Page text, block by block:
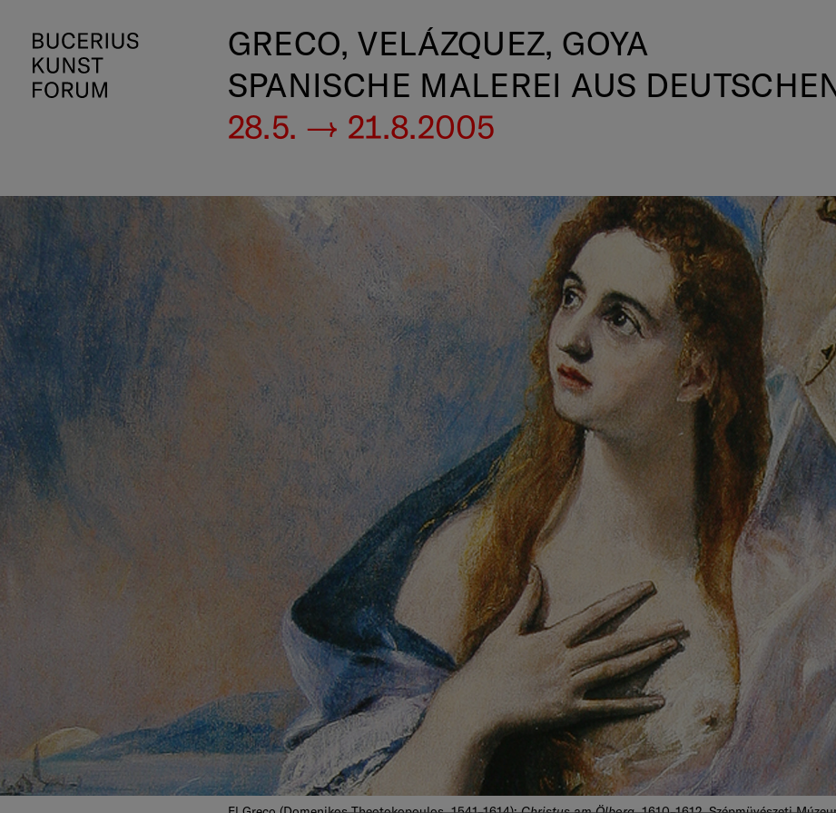
GRECO, VELÁZQUEZ, GOYA
SPANISCHE MALEREI AUS
28.5. — 21.8.2005